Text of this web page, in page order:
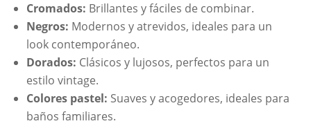
Cromados: Brillantes y fáciles de combinar.
Negros: Modernos y atrevidos, ideales para un
look contemporáneo.
Dorados: Clásicos y lujosos, perfectos para un
estilo vintage.
Colores pastel: Suaves y acogedores, ideales para
baños familiares.